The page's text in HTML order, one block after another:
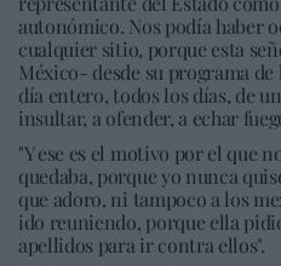
autonómico. Nos podía haber
cualquier sitio, porque esta
México- desde su programa
día entero, todos los días, de
insultar, a ofender, a echar
"Y ese es el motivo por el que
quedaba, porque yo nunca
que adoro, ni tampoco a los
ido reuniendo, porque ella
apellidos para ir contra ellos".